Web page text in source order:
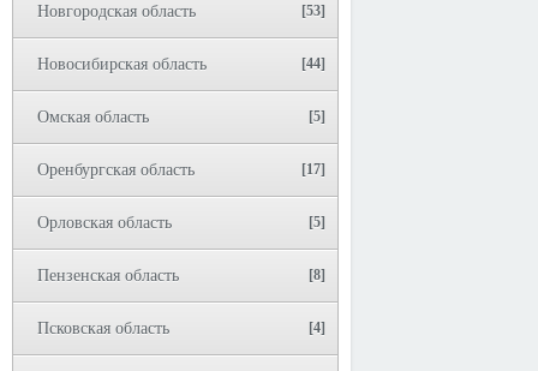
Новгородская область [53]
Новосибирская область [44]
Омская область [5]
Оренбургская область [17]
Орловская область [5]
Пензенская область [8]
Псковская область [4]